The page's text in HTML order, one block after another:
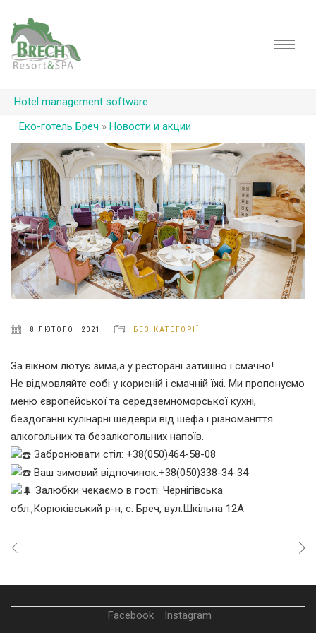
Hotel management software
Еко-готель Бреч » Новости и акции
8 ЛЮТОГО, 2021 БЕЗ КАТЕГОРІЇ
За вікном лютує зима,а у ресторані затишно і смачно!
Не відмовляйте собі у корисній і смачній їжі. Ми пропонуємо
меню європейської та середземноморської кухні,
бездоганні кулінарні шедеври від шефа і різноманіття
алкогольних та безалкогольних напоїв.
Забронювати стіл: +38(050)464-58-08
Ваш зимовий відпочинок:+38(050)338-34-34
Залюбки чекаємо в гості: Чернігівська
обл.,Корюківський р-н, с. Бреч, вул.Шкільна 12А
Facebook Instagram